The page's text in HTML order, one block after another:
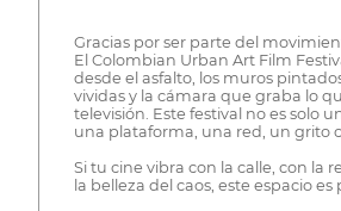
Gracias por ser parte del
El Colombian Urban Art Film
desde el asfalto, los muros
vividas y la cámara que graba lo
televisión. Este festival no es solo
una plataforma, una red, un grito
Si tu cine vibra con la calle, con la
la belleza del caos, este espacio es